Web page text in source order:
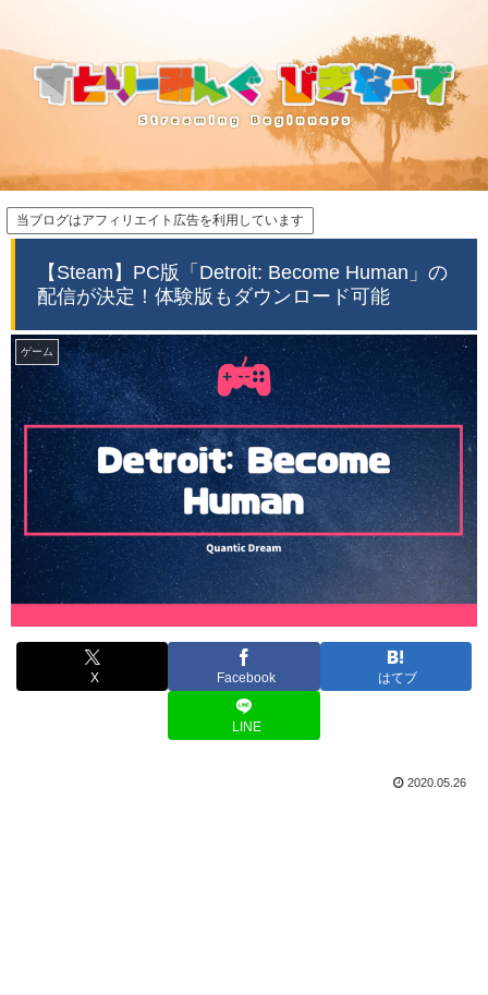
当ブログはアフィリエイト広告を利用しています
【Steam】PC版「Detroit: Become Human」の
配信が決定！体験版もダウンロード可能
ゲーム
X Facebook はてブ
LINE
2020.05.26